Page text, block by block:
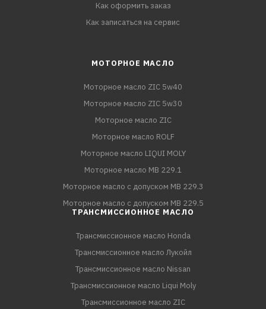
Как оформить заказ
Как записаться на сервис
МОТОРНОЕ МАСЛО
Моторное масло ZIC 5w40
Моторное масло ZIC 5w30
Моторное масло ZIC
Моторное масло ROLF
Моторное масло LIQUI MOLY
Моторное масло MB 229.1
Моторное масло с допуском MB 229.3
Моторное масло с допуском MB 229.5
ТРАНСМИССИОННОЕ МАСЛО
Трансмиссионное масло Honda
Трансмиссионное масло Лукойл
Трансмиссионное масло Nissan
Трансмиссионное масло Liqui Moly
Трансмиссионное масло ZIC